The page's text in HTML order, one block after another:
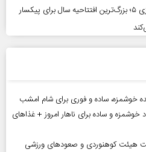
کنم؟ | ۲۰ پیشنهاد خوشمزه و ساده برای ناهار امروز + غذاهای
هیئت کوهنوردی و صعودهای ورزشی